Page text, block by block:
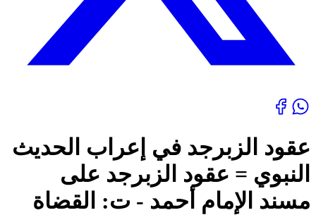
عقود الزبرجد في إعراب الحديث
النبوي = عقود الزبرجد على
مسند الإمام أحمد - ت: القضاة